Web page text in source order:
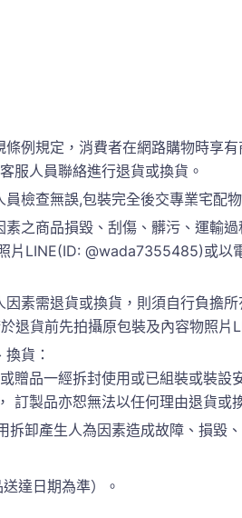
例規定，消費者在網路購物時享
服人員聯絡進行退貨或換貨。
檢查無誤,包裝完全後交專業宅配
之商品損毀、刮傷、髒污、運輸
片LINE(ID: @wada7355485)或
素需退貨或換貨，則須自行負擔
退貨前先拍攝原包裝及內容物照
貨：
贈品一經拆封使用或已組裝或裝
訂製品亦恕無法以任何理由退貨或
拆卸產生人為因素造成故障、損毀
達日期為準）。